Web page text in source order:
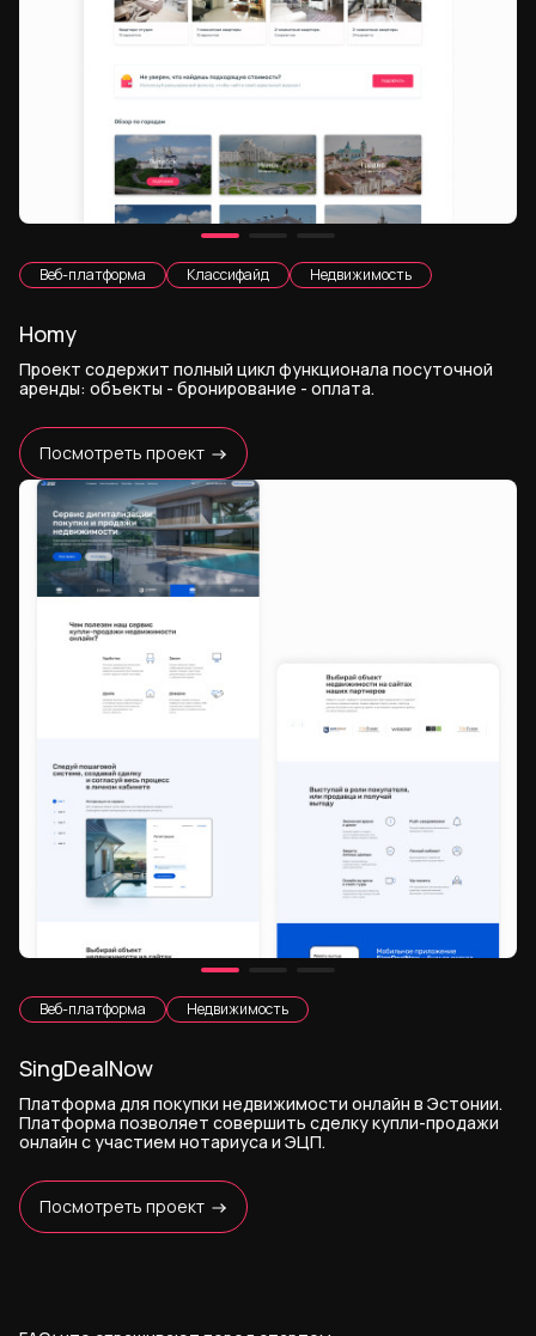
Веб-платформа Классифайд Недвижимость
Homy
Проект содержит полный цикл функционала посуточной
аренды: объекты - бронирование - оплата.
Посмотреть проект
Веб-платформа Недвижимость
SingDealNow
Платформа для покупки недвижимости онлайн в Эстонии.
Платформа позволяет совершить сделку купли-продажи
онлайн с участием нотариуса и ЭЦП.
Посмотреть проект